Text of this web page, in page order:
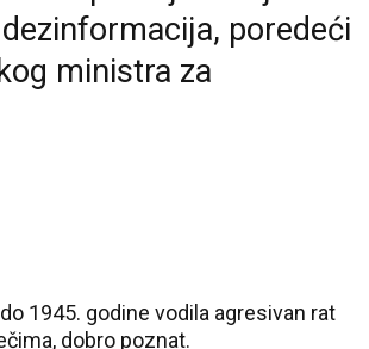
poredeći
ministra za
1945. godine vodila agresivan rat
dobro poznat.